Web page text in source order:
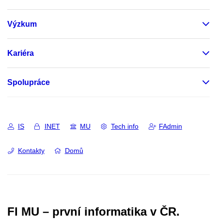
Výzkum
Kariéra
Spolupráce
IS INET MU Tech info FAdmin
Kontakty Domů
FI MU – první informatika v ČR.